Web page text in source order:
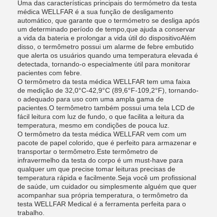
Uma das características principais do termómetro da testa
médica WELLFAR é a sua função de desligamento
automático, que garante que o termómetro se desliga após
um determinado período de tempo,que ajuda a conservar
a vida da bateria e prolongar a vida útil do dispositivoAlém
disso, o termômetro possui um alarme de febre embutido
que alerta os usuários quando uma temperatura elevada é
detectada, tornando-o especialmente útil para monitorar
pacientes com febre.
O termômetro da testa médica WELLFAR tem uma faixa
de medição de 32,0°C-42,9°C (89,6°F-109,2°F), tornando-
o adequado para uso com uma ampla gama de
pacientes.O termômetro também possui uma tela LCD de
fácil leitura com luz de fundo, o que facilita a leitura da
temperatura, mesmo em condições de pouca luz.
O termômetro da testa médica WELLFAR vem com um
pacote de papel colorido, que é perfeito para armazenar e
transportar o termômetro.Este termômetro de
infravermelho da testa do corpo é um must-have para
qualquer um que precise tomar leituras precisas de
temperatura rápida e facilmente.Seja você um profissional
de saúde, um cuidador ou simplesmente alguém que quer
acompanhar sua própria temperatura, o termômetro da
testa WELLFAR Medical é a ferramenta perfeita para o
trabalho.